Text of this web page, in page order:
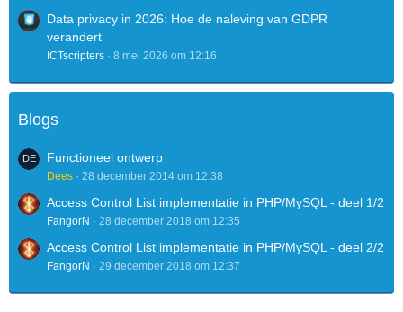
Data privacy in 2026: Hoe de naleving van GDPR
verandert
ICTscripters 8 mei 2026 om 12:16
Blogs
Functioneel ontwerp
Dees 28 december 2014 om 12:38
Access Control List implementatie in PHP/MySQL - deel 1/2
FangorN 28 december 2018 om 12:35
Access Control List implementatie in PHP/MySQL - deel 2/2
FangorN 29 december 2018 om 12:37